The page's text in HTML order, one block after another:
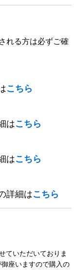
れる方は必ずご確
こちら
はこちら
はこちら
詳細はこちら
ていただいておりま
座いますので購入の